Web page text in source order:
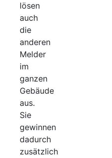
lösen
auch
die
anderen
Melder
im
ganzen
Gebäude
aus.
Sie
gewinnen
dadurch
zusätzlich